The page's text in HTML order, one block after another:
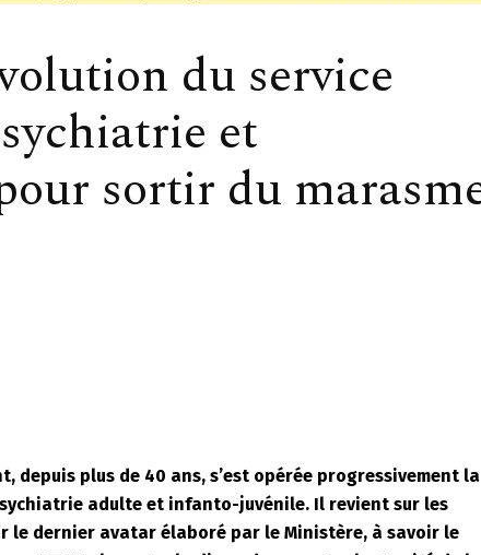
du service
et
sortir du
depuis plus de 40 ans, s’est opérée progressivement la
adulte et infanto-juvénile. Il revient sur les
le dernier avatar élaboré par le Ministère, à savoir le